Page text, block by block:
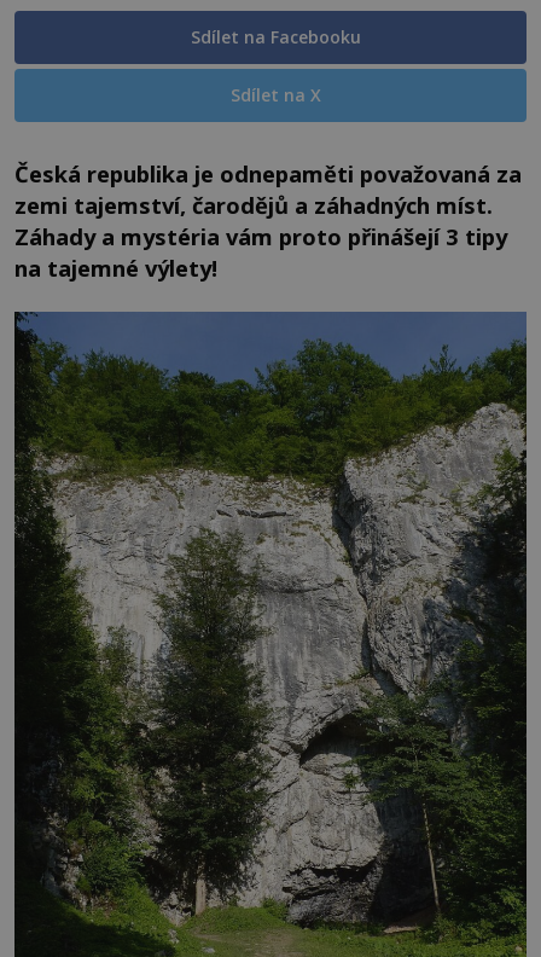
Sdílet na Facebooku
Sdílet na X
Česká republika je odnepaměti považovaná za
zemi tajemství, čarodějů a záhadných míst.
Záhady a mystéria vám proto přinášejí 3 tipy
na tajemné výlety!